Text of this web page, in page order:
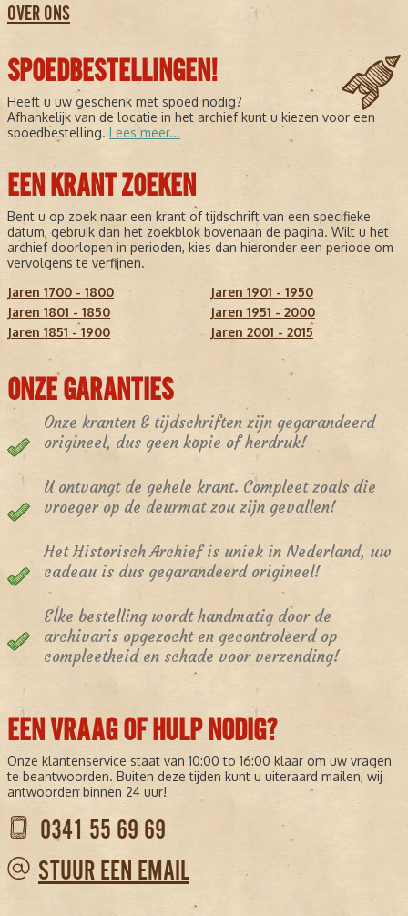
OVER ONS
SPOEDBESTELLINGEN!
Heeft u uw geschenk met spoed nodig?
Afhankelijk van de locatie in het archief kunt u kiezen voor een
spoedbestelling. Lees meer...
EEN KRANT ZOEKEN
Bent u op zoek naar een krant of tijdschrift van een specifieke
datum, gebruik dan het zoekblok bovenaan de pagina. Wilt u het
archief doorlopen in perioden, kies dan hieronder een periode om
vervolgens te verfijnen.
Jaren 1700 - 1800
Jaren 1801 - 1850
Jaren 1851 - 1900
Jaren 1901 - 1950
Jaren 1951 - 2000
Jaren 2001 - 2015
ONZE GARANTIES
Onze kranten & tijdschriften zijn gegarandeerd
origineel, dus geen kopie of herdruk!
U ontvangt de gehele krant. Compleet zoals die
vroeger op de deurmat zou zijn gevallen!
Het Historisch Archief is uniek in Nederland, uw
cadeau is dus gegarandeerd origineel!
Elke bestelling wordt handmatig door de
archivaris opgezocht en gecontroleerd op
compleetheid en schade voor verzending!
EEN VRAAG OF HULP NODIG?
Onze klantenservice staat van 10:00 to 16:00 klaar om uw vragen
te beantwoorden. Buiten deze tijden kunt u uiteraard mailen, wij
antwoorden binnen 24 uur!
0341 55 69 69
STUUR EEN EMAIL